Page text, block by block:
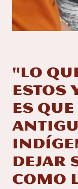
"Lo
estos
es
dejar
como